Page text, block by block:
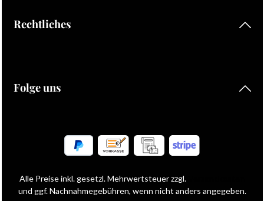
Rechtliches
Folge uns
Alle Preise inkl. gesetzl. Mehrwertsteuer zzgl.
und ggf. Nachnahmegebühren, wenn nicht anders angegeben.